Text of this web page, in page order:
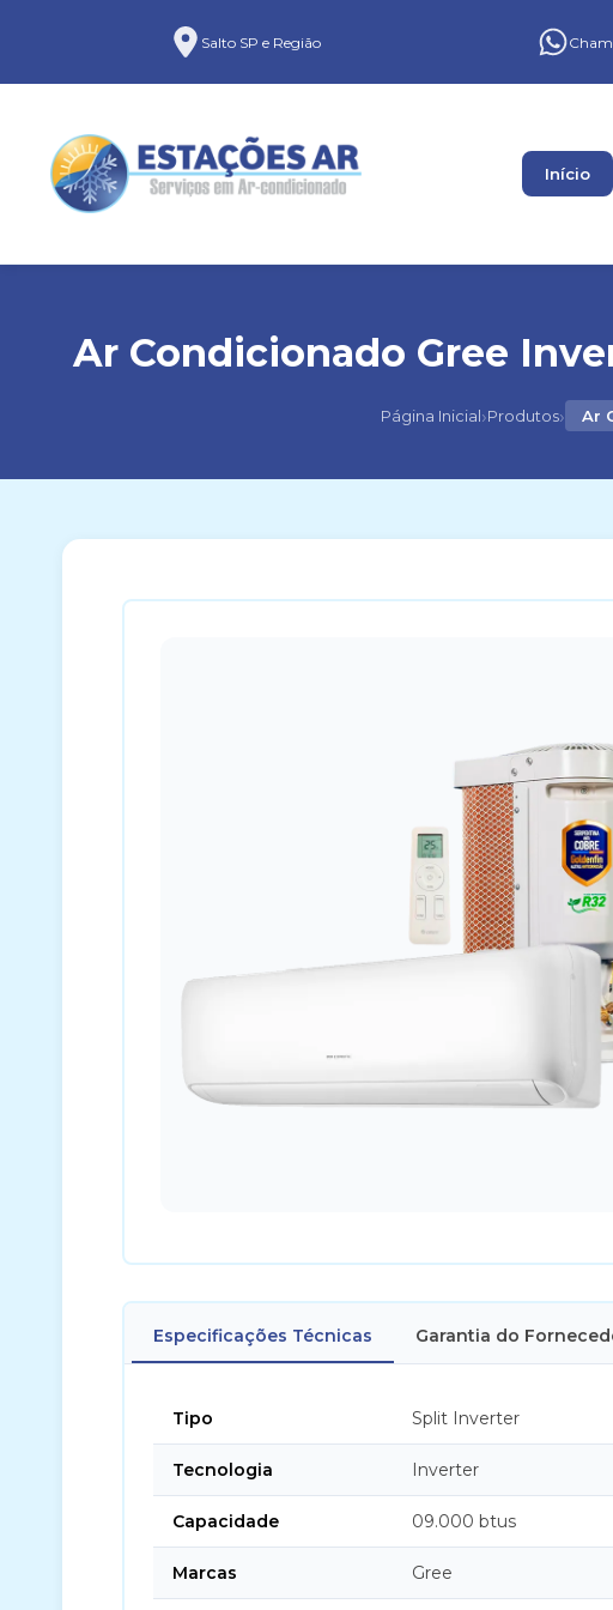
Salto SP e Região
Início
Ar Condicionado Gree
Página Inicial›Produtos› Ar
Especificações Técnicas Garantia do
Tipo Split Inverter
Tecnologia Inverter
Capacidade 09.000 btus
Marcas Gree